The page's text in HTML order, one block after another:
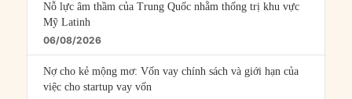
Nỗ lực âm thầm của Trung Quốc nhằm thống trị khu vực
Mỹ Latinh
06/08/2026
Nợ cho kẻ mộng mơ: Vốn vay chính sách và giới hạn của
việc cho startup vay vốn